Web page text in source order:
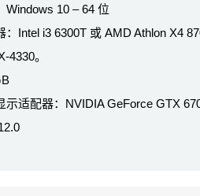
Windows 10 – 64 位
：Intel i3 6300T 或 AMD Athlon X4
4330。
示适配器：NVIDIA GeForce GTX